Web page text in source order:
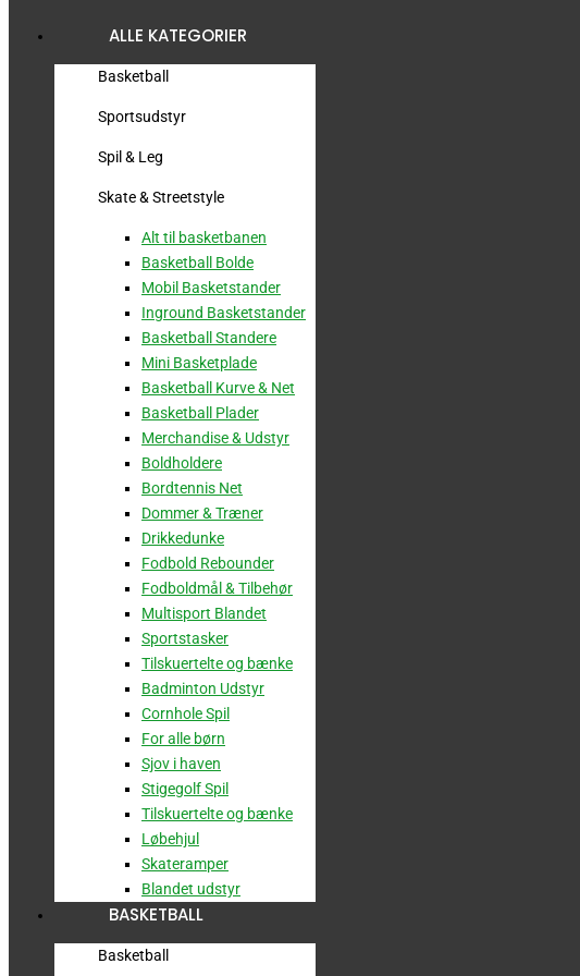
ALLE KATEGORIER
Basketball
Sportsudstyr
Spil & Leg
Skate & Streetstyle
Alt til basketbanen
Basketball Bolde
Mobil Basketstander
Inground Basketstander
Basketball Standere
Mini Basketplade
Basketball Kurve & Net
Basketball Plader
Merchandise & Udstyr
Boldholdere
Bordtennis Net
Dommer & Træner
Drikkedunke
Fodbold Rebounder
Fodboldmål & Tilbehør
Multisport Blandet
Sportstasker
Tilskuertelte og bænke
Badminton Udstyr
Cornhole Spil
For alle børn
Sjov i haven
Stigegolf Spil
Tilskuertelte og bænke
Løbehjul
Skateramper
Blandet udstyr
BASKETBALL
Basketball